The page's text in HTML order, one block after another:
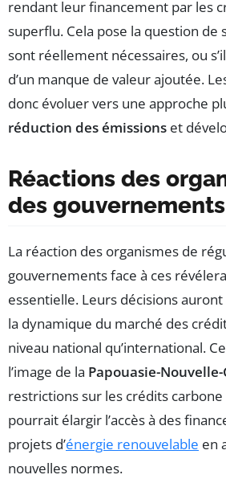
rendant leur financement par les
superflu. Cela pose la question de
sont réellement nécessaires, ou
d’un manque de valeur ajoutée.
donc évoluer vers une approche
réduction des émissions et
Réactions des
des gouvernements
La réaction des organismes de
gouvernements face à ces
essentielle. Leurs décisions
la dynamique du marché des
niveau national qu’international.
l’image de la Papouasie-
restrictions sur les crédits
pourrait élargir l’accès à des
projets d’énergie renouvelable en
nouvelles normes.